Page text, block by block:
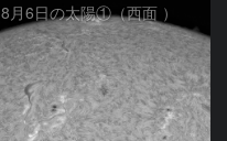
8月6日の太陽①（西面 ）